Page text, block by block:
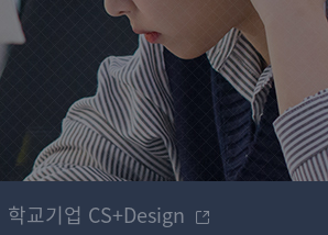
학교기업 CS+Design